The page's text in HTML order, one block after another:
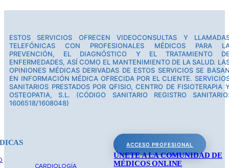
ESTOS SERVICIOS OFRECEN VIDEOCONSULTAS Y
TELEFÓNICAS CON PROFESIONALES MÉDICOS PARA
PREVENCIÓN, EL DIAGNÓSTICO Y EL TRATAMIENTO
ENFERMEDADES, ASÍ COMO EL MANTENIMIENTO DE LA SALUD.
OPINIONES MÉDICAS DERIVADAS DE ESTOS SERVICIOS SE
EN INFORMACIÓN MÉDICA OFRECIDA POR EL CLIENTE.
SANITARIOS PRESTADOS POR QFISIO, CENTRO DE FISIOTERAPIA
OSTEOPATIA, S.L. (CÓDIGO SANITARIO REGISTRO
1606518/1608048)
CARDIOLOGÍA
ACCESO PROFESIONAL
ÚNETE A LA COMUNIDAD DE
MÉDICOS ONLINE